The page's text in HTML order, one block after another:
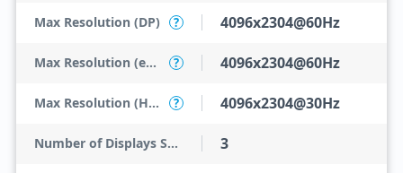
Max Resolution (DP) ? 4096x2304@60Hz
Max Resolution (eDP - Integrated Flat Panel) ? 4096x2304@60Hz
Max Resolution (HDMI) ? 4096x2304@30Hz
Number of Displays Supported 3